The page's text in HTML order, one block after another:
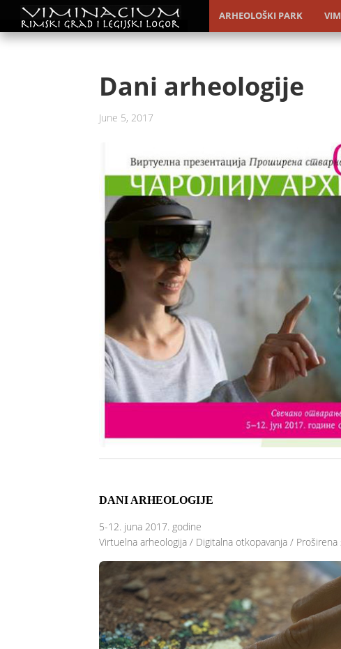
ARHEOLOŠKI PARK
Dani arheologije
June 5, 2017
DANI ARHEOLOGIJE
5-12. juna 2017. godine
Virtuelna arheologija / Digitalna otkopavanja /